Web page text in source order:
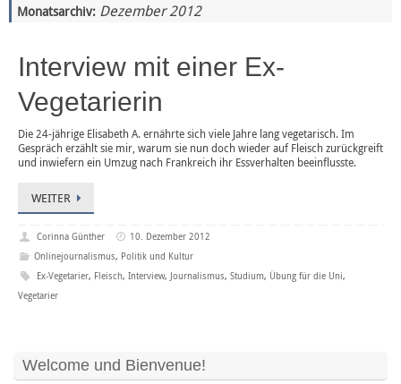
Monatsarchiv: Dezember 2012
Interview mit einer Ex-
Vegetarierin
Die 24-jährige Elisabeth A. ernährte sich viele Jahre lang vegetarisch. Im
Gespräch erzählt sie mir, warum sie nun doch wieder auf Fleisch zurückgreift
und inwiefern ein Umzug nach Frankreich ihr Essverhalten beeinflusste.
WEITER
Corinna Günther
10. Dezember 2012
Onlinejournalismus, Politik und Kultur
Ex-Vegetarier, Fleisch,Interview, Journalismus,Studium, Übung für die Uni,
Vegetarier
Welcome und Bienvenue!